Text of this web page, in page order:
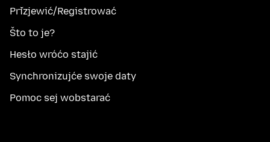
Přizjewić/Registrować
Što to je?
Hesło wróćo stajić
Synchronizujće swoje daty
Pomoc sej wobstarać